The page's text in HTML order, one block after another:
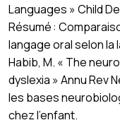
Languages » Child
Résumé :
langage oral selon la
Habib, M. « The
dyslexia » Annu Rev
les bases
chez l’enfant.